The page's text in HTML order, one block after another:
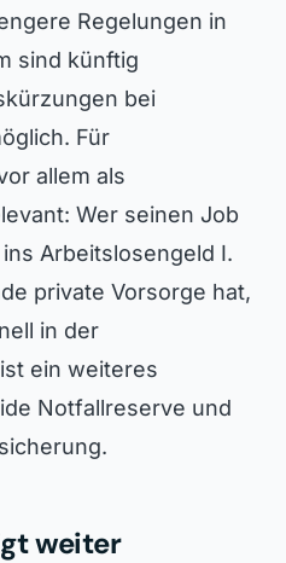
Regelungen in
sind künftig
bei
Für
allem als
Wer seinen Job
Arbeitslosengeld I.
private Vorsorge hat,
in der
ein weiteres
Notfallreserve und
weiter